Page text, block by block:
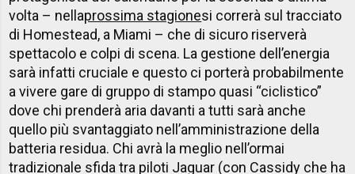
volta – nellaprossima stagionesi correrà sul tracciato
di Homestead, a Miami – che di sicuro riserverà
spettacolo e colpi di scena. La gestione dell’energia
sarà infatti cruciale e questo ci porterà probabilmente
a vivere gare di gruppo di stampo quasi “ciclistico”
dove chi prenderà aria davanti a tutti sarà anche
quello più svantaggiato nell’amministrazione della
batteria residua. Chi avrà la meglio nell’ormai
tradizionale sfida tra piloti Jaguar (con Cassidy che ha